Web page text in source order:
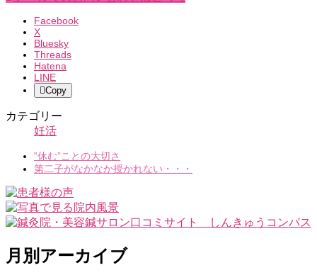
Facebook
X
Bluesky
Threads
Hatena
LINE
Copy
カテゴリー
妊活
‟休む”ことの大切さ
第二子がなかなか授かれない・・・
月別アーカイブ